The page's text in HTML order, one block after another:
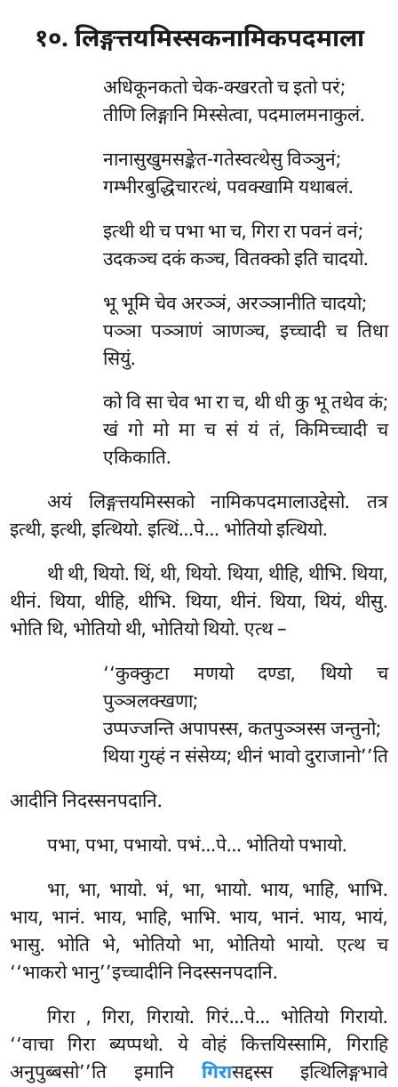
१०. लिङ्गत्तयमिस्सकनामिकपदमाला
अधिकूनकतो चेक-क्खरतो च इतो परं;
तीणि लिङ्गानि मिस्सेत्वा, पदमालमनाकुलं.
नानासुखुमसङ्केत-गतेस्वत्थेसु विञ्ञुनं;
गम्भीरबुद्धिचारत्थं, पवक्खामि यथाबलं.
इत्थी थी च पभा भा च, गिरा रा पवनं वनं;
उदकञ्च दकं कञ्च, वितक्को इति चादयो.
भूभूमि चेव अरञ्ञं, अरञ्ञानीति चादयो;
पञ्ञा पञ्ञाणं ञाणञ्च, इच्चादी च तिधा
सियुं.
को वि सा चेव भा रा च, थी धी कु भू तथेव कं;
खं गो मो मा च सं यं तं, किमिच्चादी च
एकिकाति.
अयं लिङ्गत्तयमिस्सको नामिकपदमालाउद्देसो. तत्र
इत्थी, इत्थी, इत्थियो. इत्थिं…पे… भोतियो इत्थियो.
थी थी, थियो. थिं, थी, थियो. थिया, थीहि, थीभि. थिया,
थीनं. थिया, थीहि, थीभि. थिया, थीनं. थिया, थियं, थीसु.
भोति थि, भोतियो थी, भोतियो थियो. एत्थ –
‘‘कुक्कुटा मणयो दण्डा, थियो च
पुञ्ञलक्खणा;
उप्पज्जन्ति अपापस्स, कतपुञ्ञस्स जन्तुनो;
थिया गुय्हं न संसेय्य; थीनं भावो दुराजानो’’ति
आदीनि निदस्सनपदानि.
पभा, पभा, पभायो. पभं…पे… भोतियो पभायो.
भा, भा, भायो. भं, भा, भायो. भाय, भाहि, भाभि.
भाय, भानं. भाय, भाहि, भाभि. भाय, भानं. भाय, भायं,
भासु. भोति भे, भोतियो भा, भोतियो भायो. एत्थ च
‘‘भाकरो भानु’’इच्चादीनि निदस्सनपदानि.
गिरा , गिरा, गिरायो. गिरं…पे… भोतियो गिरायो.
‘‘वाचा गिरा ब्यप्पथो. ये वोहं कित्तयिस्सामि, गिराहि
अनुपुब्बसो’’ति इमानि गिरासद्दस्स इत्थिलिङ्गभावे